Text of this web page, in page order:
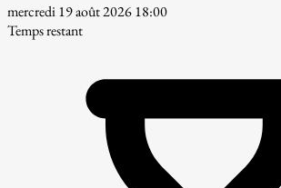
mercredi 19 août 2026 18:00
Temps restant